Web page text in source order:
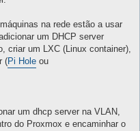
na rede estão a usar
um DHCP server
criar um LXC (Linux container),
(Pi Hole ou
um dhcp server na VLAN,
do Proxmox e encaminhar o